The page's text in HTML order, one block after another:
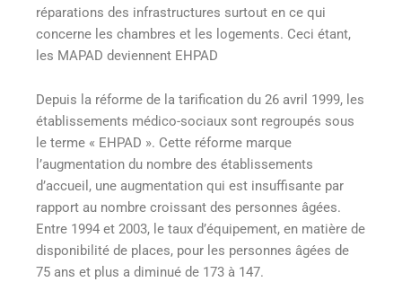
réparations des infrastructures surtout en ce qui
concerne les chambres et les logements. Ceci étant,
les MAPAD deviennent EHPAD
Depuis la réforme de la tarification du 26 avril 1999, les
établissements médico-sociaux sont regroupés sous
le terme « EHPAD ». Cette réforme marque
l’augmentation du nombre des établissements
d’accueil, une augmentation qui est insuffisante par
rapport au nombre croissant des personnes âgées.
Entre 1994 et 2003, le taux d’équipement, en matière de
disponibilité de places, pour les personnes âgées de
75 ans et plus a diminué de 173 à 147.